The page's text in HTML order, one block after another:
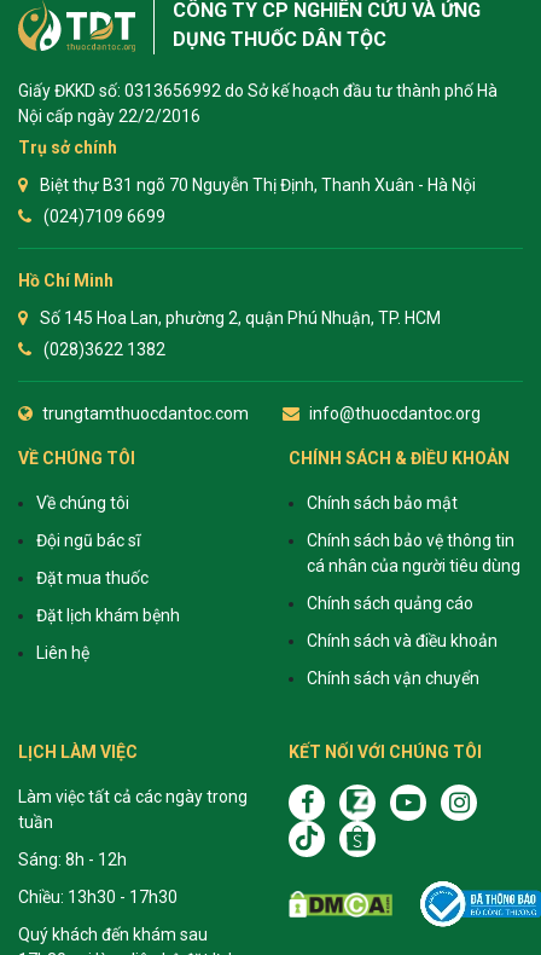
CÔNG TY CP NGHIÊN CỨU VÀ ỨNG
DỤNG THUỐC DÂN TỘC
Giấy ĐKKD số: 0313656992 do Sở kế hoạch đầu tư thành phố Hà
Nội cấp ngày 22/2/2016
Trụ sở chính
Biệt thự B31 ngõ 70 Nguyễn Thị Định, Thanh Xuân - Hà Nội
(024)7109 6699
Hồ Chí Minh
Số 145 Hoa Lan, phường 2, quận Phú Nhuận, TP. HCM
(028)3622 1382
trungtamthuocdantoc.com info@thuocdantoc.org
VỀ CHÚNG TÔI
Về chúng tôi
Đội ngũ bác sĩ
Đặt mua thuốc
Đặt lịch khám bệnh
Liên hệ
CHÍNH SÁCH & ĐIỀU KHOẢN
Chính sách bảo mật
Chính sách bảo vệ thông tin
cá nhân của người tiêu dùng
Chính sách quảng cáo
Chính sách và điều khoản
Chính sách vận chuyển
LỊCH LÀM VIỆC
Làm việc tất cả các ngày trong
tuần
Sáng: 8h - 12h
Chiều: 13h30 - 17h30
Quý khách đến khám sau
KẾT NỐI VỚI CHÚNG TÔI